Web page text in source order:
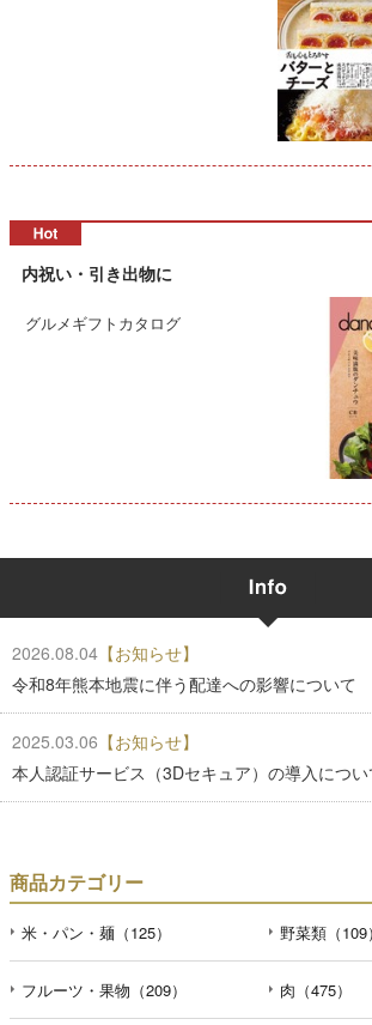
内祝い・引き出物に
グルメギフトカタログ
2026.08.04 【お知らせ】
令和8年熊本地震に伴う配達への影響について
2025.03.06 【お知らせ】
本人認証サービス（3Dセキュア）の導入につい
商品カテゴリー
米・パン・麺（125） 野菜類（109）
フルーツ・果物（209） 肉（475）